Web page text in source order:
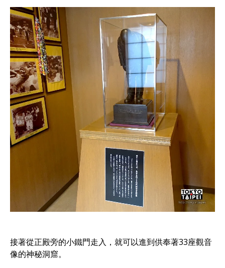
接著從正殿旁的小鐵門走入，就可以進到供奉著33座觀音
像的神秘洞窟。